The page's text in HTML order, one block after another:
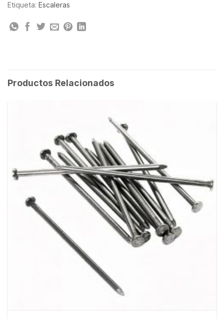
Etiqueta: Escaleras
Productos Relacionados